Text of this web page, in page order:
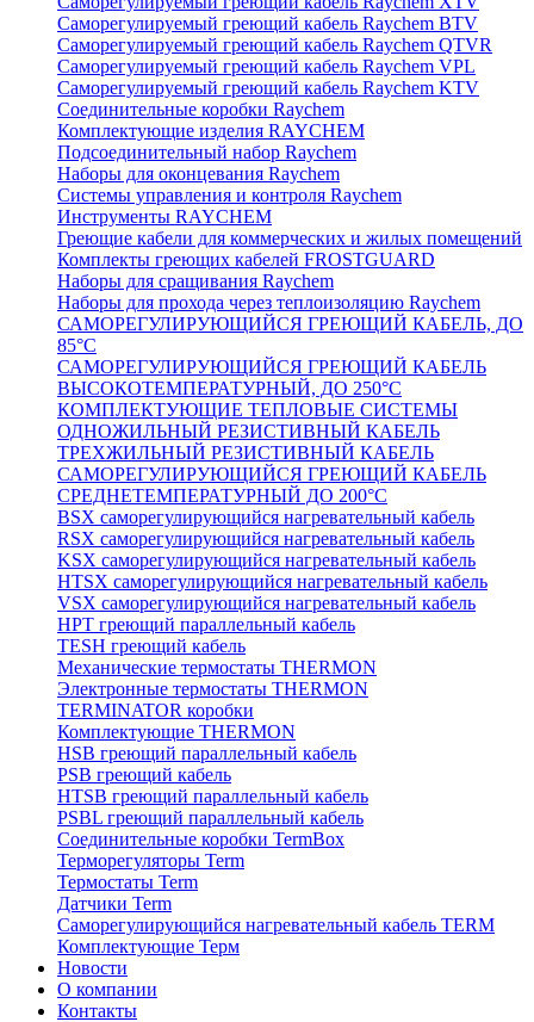
Саморегулируемый греющий кабель Raychem BTV
Саморегулируемый греющий кабель Raychem QTVR
Саморегулируемый греющий кабель Raychem VPL
Саморегулируемый греющий кабель Raychem KTV
Соединительные коробки Raychem
Комплектующие изделия RAYCHEM
Подсоединительный набор Raychem
Наборы для оконцевания Raychem
Системы управления и контроля Raychem
Инструменты RAYCHEM
Греющие кабели для коммерческих и жилых помещений
Комплекты греющих кабелей FROSTGUARD
Наборы для сращивания Raychem
Наборы для прохода через теплоизоляцию Raychem
САМОРЕГУЛИРУЮЩИЙСЯ ГРЕЮЩИЙ КАБЕЛЬ, ДО
85°С
САМОРЕГУЛИРУЮЩИЙСЯ ГРЕЮЩИЙ КАБЕЛЬ
ВЫСОКОТЕМПЕРАТУРНЫЙ, ДО 250°С
КОМПЛЕКТУЮЩИЕ ТЕПЛОВЫЕ СИСТЕМЫ
ОДНОЖИЛЬНЫЙ РЕЗИСТИВНЫЙ КАБЕЛЬ
ТРЕХЖИЛЬНЫЙ РЕЗИСТИВНЫЙ КАБЕЛЬ
САМОРЕГУЛИРУЮЩИЙСЯ ГРЕЮЩИЙ КАБЕЛЬ
СРЕДНЕТЕМПЕРАТУРНЫЙ ДО 200°С
BSX саморегулирующийся нагревательный кабель
RSX саморегулирующийся нагревательный кабель
KSX саморегулирующийся нагревательный кабель
HTSX саморегулирующийся нагревательный кабель
VSX саморегулирующийся нагревательный кабель
НРТ греющий параллельный кабель
TESH греющий кабель
Механические термостаты THERMON
Электронные термостаты THERMON
TERMINATOR коробки
Комплектующие THERMON
HSB греющий параллельный кабель
PSB греющий кабель
HTSB греющий параллельный кабель
PSBL греющий параллельный кабель
Соединительные коробки TermBox
Терморегуляторы Term
Термостаты Term
Датчики Term
Саморегулирующийся нагревательный кабель TERM
Комплектующие Терм
Новости
О компании
Контакты